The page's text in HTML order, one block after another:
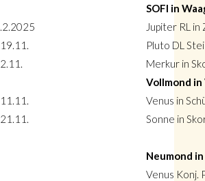
SOFI in
Jupiter RL in
Pluto DL
Merkur in
Vollmond
Venus in
Sonne in
Neumond
Venus Konj.